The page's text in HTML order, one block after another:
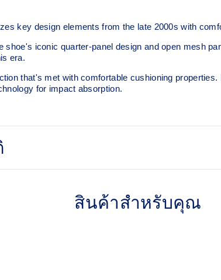
key design elements from the late 2000s with
shoe's iconic quarter-panel design and open mesh
era.
that's met with comfortable cushioning
for impact absorption.
TRUSSTIC™
Helps improve
with recycled
สินค้าสำหรับคุณ